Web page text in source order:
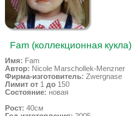
Fam (коллекционная кукла)
Имя: Fam
Автор: Nicole Marschollek-Menzner
Фирма-изготовитель: Zwergnase
Лимит от 1 до 150
Состояние: новая
Рост: 40см